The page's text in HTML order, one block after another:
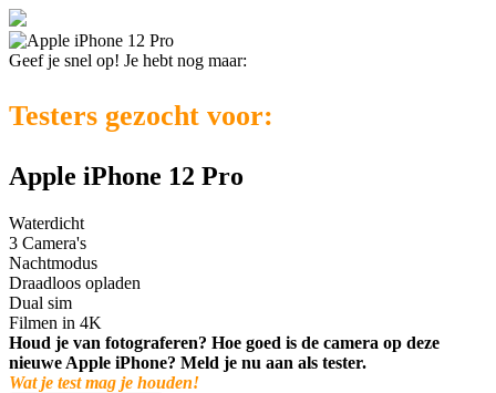
Geef je snel op! Je hebt nog maar:
Testers gezocht voor:
Apple iPhone 12 Pro
Waterdicht
3 Camera's
Nachtmodus
Draadloos opladen
Dual sim
Filmen in 4K
Houd je van fotograferen? Hoe goed is de camera op deze
nieuwe Apple iPhone? Meld je nu aan als tester.
Wat je test mag je houden!